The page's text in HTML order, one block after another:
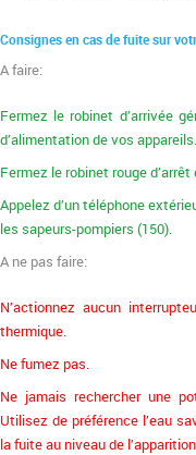
Consignes en cas de fuite sur
A faire:
Fermez le robinet d’arrivée
d’alimentation de vos appareils.
Fermez le robinet rouge d’arrêt
Appelez d’un téléphone
les sapeurs-pompiers (150).
A ne pas faire:
N’actionnez aucun
thermique.
Ne fumez pas.
Ne jamais rechercher une
Utilisez de préférence l’eau
la fuite au niveau de